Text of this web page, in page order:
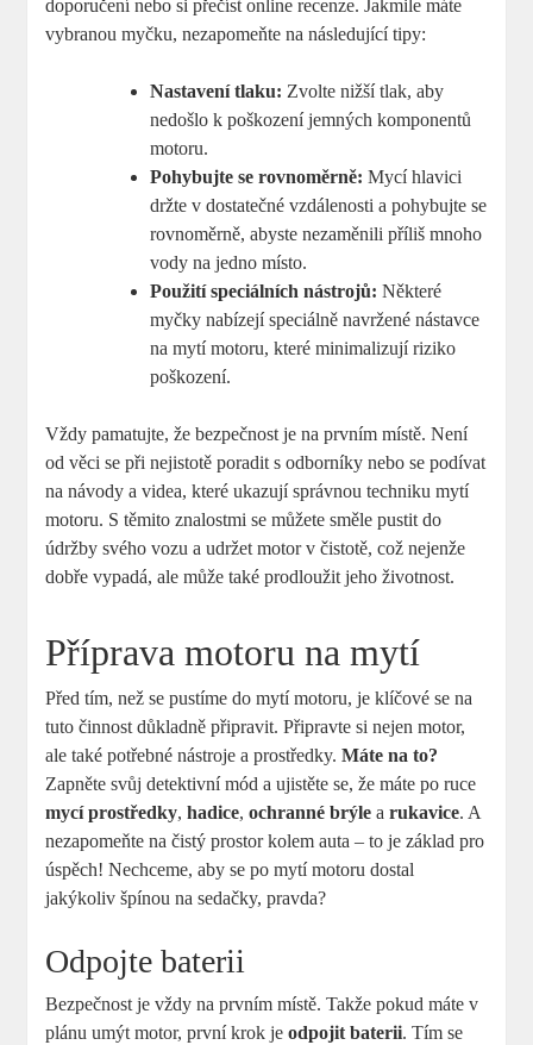
doporučení nebo si přečíst online recenze. Jakmile máte
vybranou myčku, nezapomeňte na následující tipy:
Nastavení tlaku: Zvolte nižší tlak, aby
nedošlo k poškození jemných komponentů
motoru.
Pohybujte se rovnoměrně: Mycí hlavici
držte v dostatečné vzdálenosti a pohybujte se
rovnoměrně, abyste nezaměnili příliš mnoho
vody na jedno místo.
Použití speciálních nástrojů: Některé
myčky nabízejí speciálně navržené nástavce
na mytí motoru, které minimalizují riziko
poškození.
Vždy pamatujte, že bezpečnost je na prvním místě. Není
od věci se při nejistotě poradit s odborníky nebo se podívat
na návody a videa, které ukazují správnou techniku mytí
motoru. S těmito znalostmi se můžete směle pustit do
údržby svého vozu a udržet motor v čistotě, což nejenže
dobře vypadá, ale může také prodloužit jeho životnost.
Příprava motoru na mytí
Před tím, než se pustíme do mytí motoru, je klíčové se na
tuto činnost důkladně připravit. Připravte si nejen motor,
ale také potřebné nástroje a prostředky.Máte na to?
Zapněte svůj detektivní mód a ujistěte se, že máte po ruce
mycí prostředky,hadice,ochranné brýle arukavice. A
nezapomeňte na čistý prostor kolem auta – to je základ pro
úspěch! Nechceme, aby se po mytí motoru dostal
jakýkoliv špínou na sedačky, pravda?
Odpojte baterii
Bezpečnost je vždy na prvním místě. Takže pokud máte v
plánu umýt motor, první krok jeodpojit baterii. Tím se